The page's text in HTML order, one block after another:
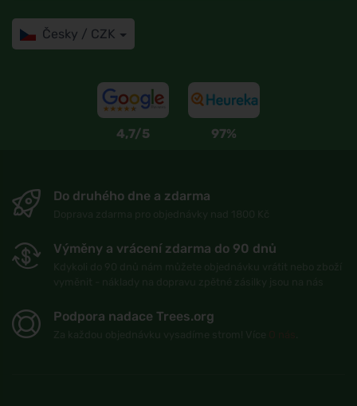
Česky / CZK
4,7/5 97%
Do druhého dne a zdarma
Výměny a vrácení zdarma do 90 dnů
Podpora nadace Trees.org